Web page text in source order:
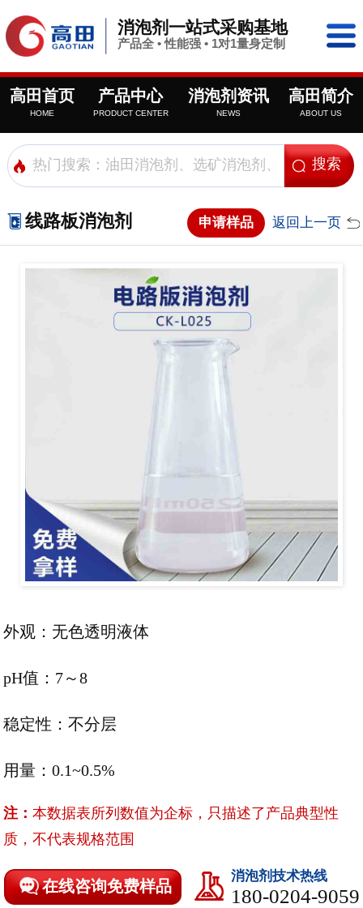
消泡剂一站式采购基地
产品全 • 性能强 • 1对1量身定制
高田首页
HOME
产品中心
PRODUCT CENTER
消泡剂资讯
NEWS
高田简介
ABOUT US
线路板消泡剂 申请样品 返回上一页
外观：无色透明液体
pH值：7～8
稳定性：不分层
用量：0.1~0.5%
注：本数据表所列数值为企标，只描述了产品典型性
质，不代表规格范围
在线咨询免费样品
消泡剂技术热线
180-0204-9059